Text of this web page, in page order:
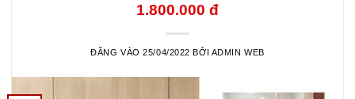
1.800.000 đ
ĐĂNG VÀO25/04/2022 BỞI ADMIN WEB